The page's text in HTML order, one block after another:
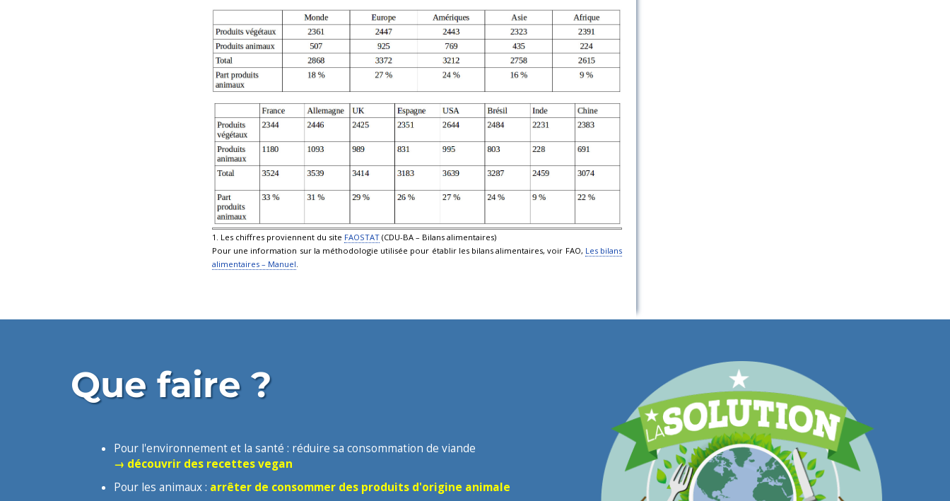
1. Les chiffres proviennent du site FAOSTAT (CDU-BA – Bilans alimentaires)
Pour une information sur la méthodologie utilisée pour établir les bilans alimentaires, voir FAO, Les bilans
alimentaires – Manuel
Que faire ?
Pour l'environnement et la santé : réduire sa consommation de viande
→ découvrir des recettes vegan
Pour les animaux : arrêter de consommer des produits d'origine animale